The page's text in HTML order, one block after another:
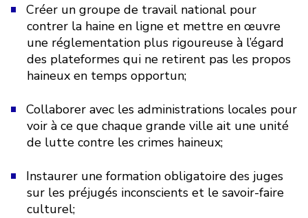
Créer un groupe de travail national pour
contrer la haine en ligne et mettre en œuvre
une réglementation plus rigoureuse à l’égard
des plateformes qui ne retirent pas les propos
haineux en temps opportun;
Collaborer avec les administrations locales pour
voir à ce que chaque grande ville ait une unité
de lutte contre les crimes haineux;
Instaurer une formation obligatoire des juges
sur les préjugés inconscients et le savoir-faire
culturel;